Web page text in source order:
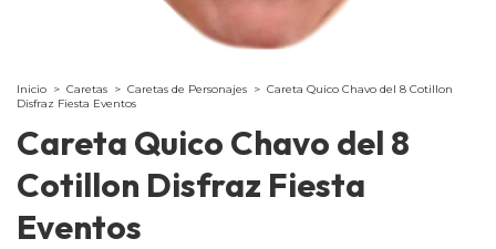
Inicio > Caretas > Caretas de Personajes > Careta Quico Chavo del 8 Cotillon
Disfraz Fiesta Eventos
Careta Quico Chavo del 8
Cotillon Disfraz Fiesta
Eventos